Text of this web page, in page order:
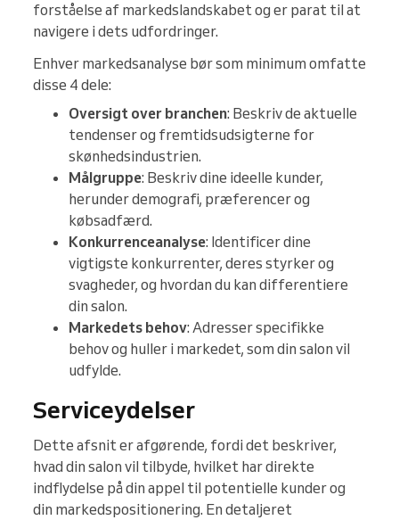
forståelse af markedslandskabet og er parat til at
navigere i dets udfordringer.
Enhver markedsanalyse bør som minimum omfatte
disse 4 dele:
Oversigt over branchen: Beskriv de aktuelle
tendenser og fremtidsudsigterne for
skønhedsindustrien.
Målgruppe: Beskriv dine ideelle kunder,
herunder demografi, præferencer og
købsadfærd.
Konkurrenceanalyse: Identificer dine
vigtigste konkurrenter, deres styrker og
svagheder, og hvordan du kan differentiere
din salon.
Markedets behov: Adresser specifikke
behov og huller i markedet, som din salon vil
udfylde.
Serviceydelser
Dette afsnit er afgørende, fordi det beskriver,
hvad din salon vil tilbyde, hvilket har direkte
indflydelse på din appel til potentielle kunder og
din markedspositionering. En detaljeret